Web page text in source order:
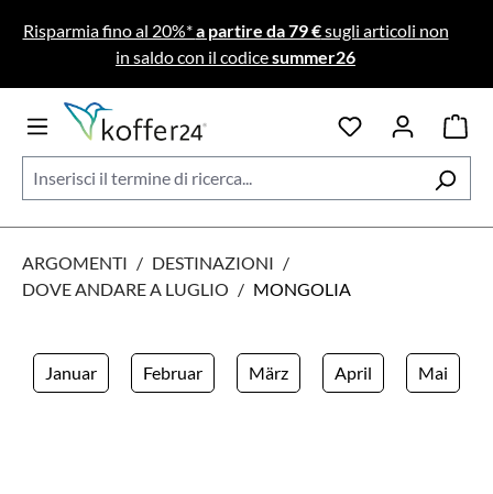
Passa al contenuto principale
Risparmia fino al 20%*a partire da 79 €sugli articoli non
in saldo con il codicesummer26
ARGOMENTI / DESTINAZIONI /
DOVE ANDARE A LUGLIO / MONGOLIA
Januar Februar März April Mai